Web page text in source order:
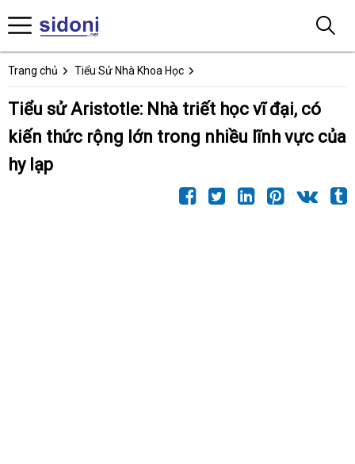
Trang chủ Tiểu Sử Nhà Khoa Học
Tiểu sử Aristotle: Nhà triết học vĩ đại, có
kiến thức rộng lớn trong nhiều lĩnh vực của
hy lạp